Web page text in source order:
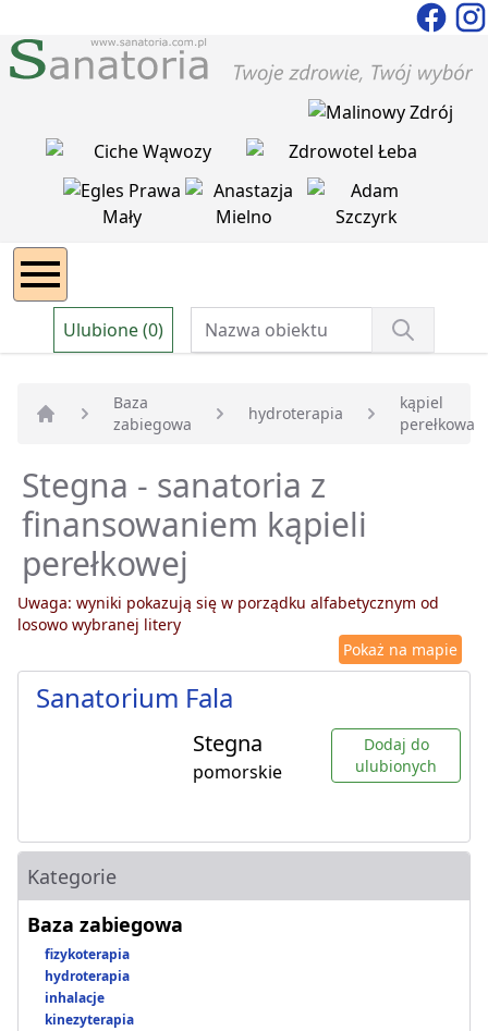
Ulubione (0)
Strona główna
Baza
zabiegowa
hydroterapia
kąpiel
perełkowa
Stegna - sanatoria z
finansowaniem kąpieli
perełkowej
Uwaga: wyniki pokazują się w porządku alfabetycznym od
losowo wybranej litery
Pokaż na mapie
Sanatorium Fala
Stegna
pomorskie
Dodaj do
ulubionych
Kategorie
Baza zabiegowa
fizykoterapia
hydroterapia
inhalacje
kinezyterapia